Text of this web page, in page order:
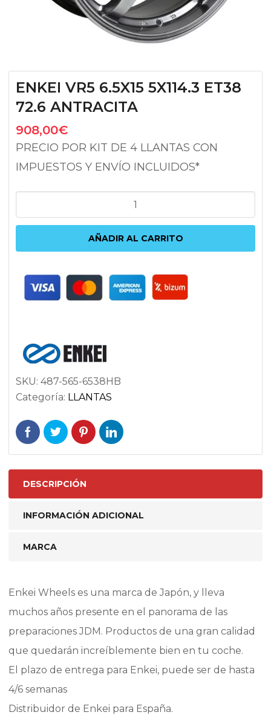
ENKEI VR5 6.5X15 5X114.3 ET38
72.6 ANTRACITA
908,00€
PRECIO POR KIT DE 4 LLANTAS CON
IMPUESTOS Y ENVÍO INCLUIDOS*
VR5
5X114.3
72.6
ANTRACITA
AÑADIR AL CARRITO
SKU: 487-565-6538HB
Categoría: LLANTAS
DESCRIPCIÓN
INFORMACIÓN ADICIONAL
MARCA
Enkei Wheels es una marca de Japón, y lleva
muchos años presente en el panorama de las
preparaciones JDM. Productos de una gran calidad
que quedarán increíblemente bien en tu coche.
El plazo de entrega para Enkei, puede ser de hasta
4/6 semanas
Distribuidor de Enkei para España.